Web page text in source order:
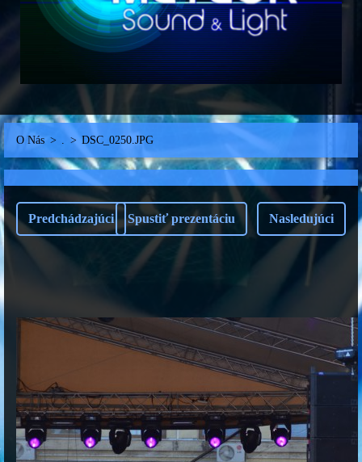
O Nás > > DSC_0250.JPG
Predchádzajúci Spustiť prezentáciu Nasledujúci